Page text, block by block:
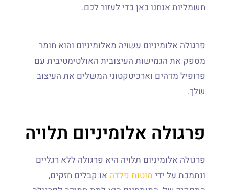
חשמליות אנחנו כאן כדי לעזור לכם.
פרגולה אלומיניום עשויה מאלומיניום והוא חומר
מספק את הגמישות העיצובית האולטימטיבית עם
פרופיל מדהים וארכיטקטוני המשלים את העיצוב
שלך.
פרגולה אלומיניום תלויה
פרגולה אלומיניום תלויה היא פרגולה ללא רגליים
ונתמכת על ידי מוטות פלדה או קבלים חזקים,